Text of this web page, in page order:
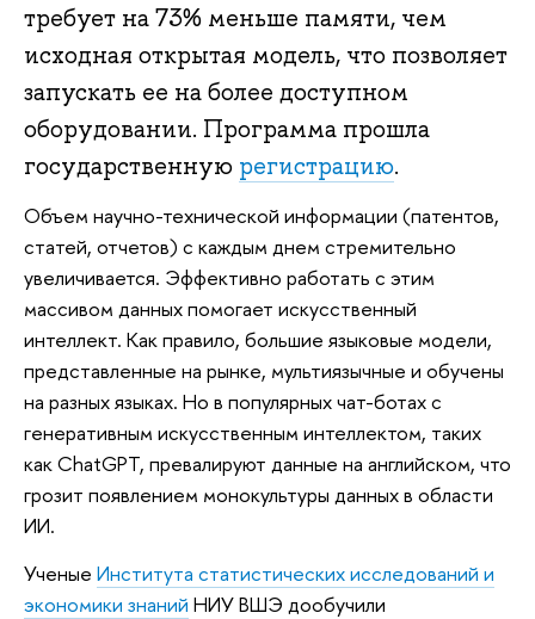
требует на 73% меньше памяти, чем
исходная открытая модель, что позволяет
запускать ее на более доступном
оборудовании. Программа прошла
государственную регистрацию.
Объем научно-технической информации (патентов,
статей, отчетов) с каждым днем стремительно
увеличивается. Эффективно работать с этим
массивом данных помогает искусственный
интеллект. Как правило, большие языковые модели,
представленные на рынке, мультиязычные и обучены
на разных языках. Но в популярных чат-ботах с
генеративным искусственным интеллектом, таких
как ChatGPT, превалируют данные на английском, что
грозит появлением монокультуры данных в области
ИИ.
Ученые Института статистических исследований и
экономики знаний НИУ ВШЭ дообучили